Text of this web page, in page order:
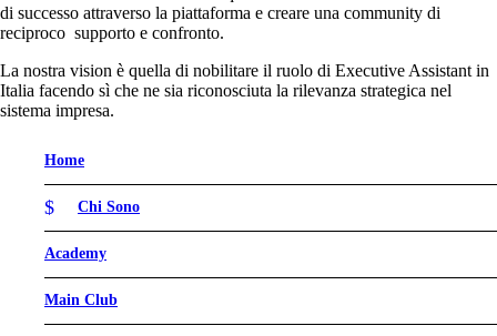
di successo attraverso la piattaforma e creare una community di
reciproco supporto e confronto.
La nostra vision è quella di nobilitare il ruolo di Executive Assistant in
Italia facendo sì che ne sia riconosciuta la rilevanza strategica nel
sistema impresa.
Home
Chi Sono
Academy
Main Club